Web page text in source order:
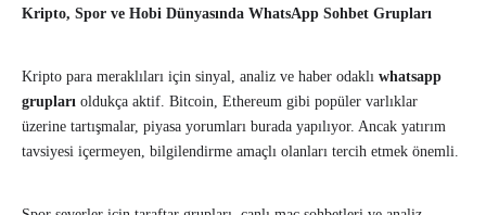
Kripto, Spor ve Hobi Dünyasında WhatsApp Sohbet Grupları
Kripto para meraklıları için sinyal, analiz ve haber odaklı whatsapp
grupları oldukça aktif. Bitcoin, Ethereum gibi popüler varlıklar
üzerine tartışmalar, piyasa yorumları burada yapılıyor. Ancak yatırım
tavsiyesi içermeyen, bilgilendirme amaçlı olanları tercih etmek önemli.